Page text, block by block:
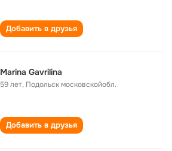
Добавить в друзья
Marina Gavrilina
59 лет, Подольск московскойобл.
Добавить в друзья